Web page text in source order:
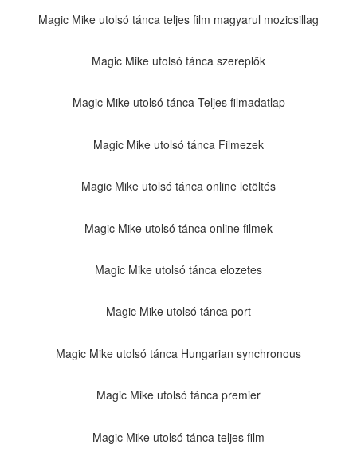
Magic Mike utolsó tánca teljes film magyarul mozicsillag
Magic Mike utolsó tánca szereplők
Magic Mike utolsó tánca Teljes filmadatlap
Magic Mike utolsó tánca Filmezek
Magic Mike utolsó tánca online letöltés
Magic Mike utolsó tánca online filmek
Magic Mike utolsó tánca elozetes
Magic Mike utolsó tánca port
Magic Mike utolsó tánca Hungarian synchronous
Magic Mike utolsó tánca premier
Magic Mike utolsó tánca teljes film